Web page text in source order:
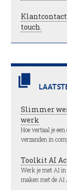
touch.
Slimmer
werk
Hoe vertaal je
verzanden in
Toolkit AI
Werk je met AI
maken met de AI